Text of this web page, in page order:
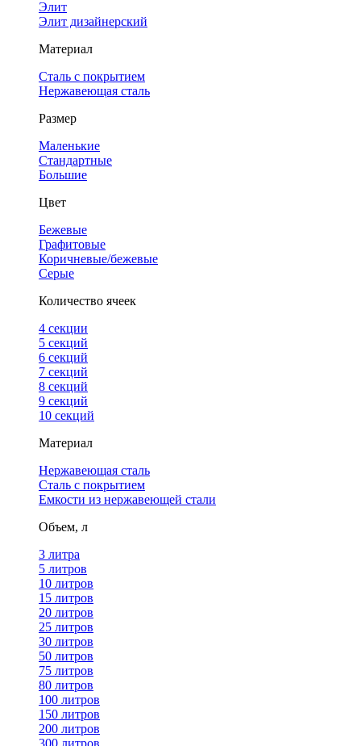
Элит
Элит дизайнерский
Материал
Сталь с покрытием
Нержавеющая сталь
Размер
Маленькие
Стандартные
Большие
Цвет
Бежевые
Графитовые
Коричневые/бежевые
Серые
Количество ячеек
4 cекции
5 секций
6 секций
7 секций
8 секций
9 секций
10 секций
Материал
Нержавеющая сталь
Сталь с покрытием
Емкости из нержавеющей стали
Объем, л
3 литра
5 литров
10 литров
15 литров
20 литров
25 литров
30 литров
50 литров
75 литров
80 литров
100 литров
150 литров
200 литров
300 литров